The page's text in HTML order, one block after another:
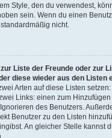
Style, den du verwendest,
sein. Wenn du einen
nicht.
Liste der Freunde oder zur
diese wieder aus den Listen
Arten auf diese Listen
Links: einen zum
des Benutzers.
Benutzer zu den Listen
An gleicher Stelle kannst